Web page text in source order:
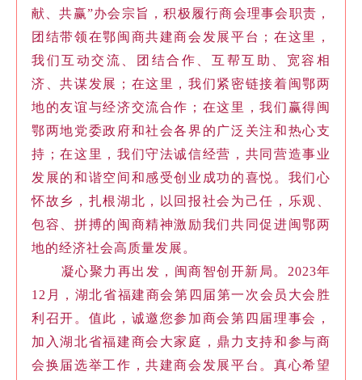
献、共赢”办会宗旨，积极履行商会理事会职责，
团结带领在鄂闽商共建商会发展平台；在这里，
我们互动交流、团结合作、互帮互助、宽容相
济、共谋发展；在这里，我们紧密链接着闽鄂两
地的友谊与经济交流合作；在这里，我们赢得闽
鄂两地党委政府和社会各界的广泛关注和热心支
持；在这里，我们守法诚信经营，共同营造事业
发展的和谐空间和感受创业成功的喜悦。我们心
怀故乡，扎根湖北，以回报社会为己任，乐观、
包容、拼搏的闽商精神激励我们共同促进闽鄂两
地的经济社会高质量发展。
凝心聚力再出发，闽商智创开新局。2023年
12月，湖北省福建商会第四届第一次会员大会胜
利召开。值此，诚邀您参加商会第四届理事会，
加入湖北省福建商会大家庭，鼎力支持和参与商
会换届选举工作，共建商会发展平台。真心希望